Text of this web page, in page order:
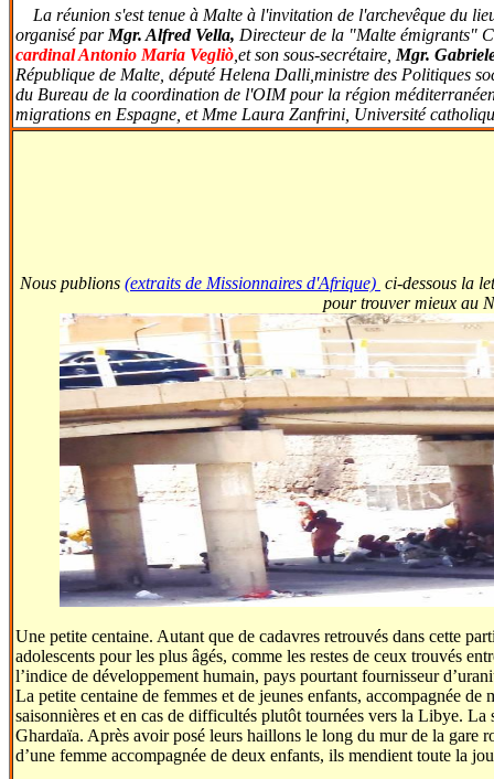
La réunion s'est tenue à Malte à l'invitation de l'archevêque du
organisé par Mgr. Alfred Vella, Directeur de la "Malte émigrants"
cardinal Antonio Maria Vegliò ,et son sous-secrétaire, Mgr.
République de Malte, député Helena Dalli,ministre des Politiques
du Bureau de la coordination de l'OIM pour la région
migrations en Espagne, et Mme Laura Zanfrini, Université
Nous publions (extraits de Missionnaires d'Afrique) ci-dessous la
pour trouver mieux au
Une petite centaine. Autant que de cadavres retrouvés dans cette
adolescents pour les plus âgés, comme les restes de ceux trouvés
l’indice de développement humain, pays pourtant fournisseur
La petite centaine de femmes et de jeunes enfants, accompagnée
saisonnières et en cas de difficultés plutôt tournées vers la Libye.
Ghardaïa. Après avoir posé leurs haillons le long du mur de la gare
d’une femme accompagnée de deux enfants, ils mendient toute la